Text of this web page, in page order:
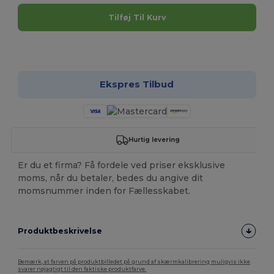
Tilføj Til Kurv
Ekspres Tilbud
Hurtig levering
Er du et firma? Få fordele ved priser eksklusive
moms, når du betaler, bedes du angive dit
momsnummer inden for Fællesskabet.
Produktbeskrivelse
Bemærk, at farven på produktbilledet på grund af skærmkalibrering muligvis ikke
svarer nøjagtigt til den faktiske produktfarve.